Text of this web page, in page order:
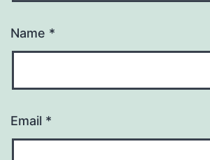
Name *
Email *